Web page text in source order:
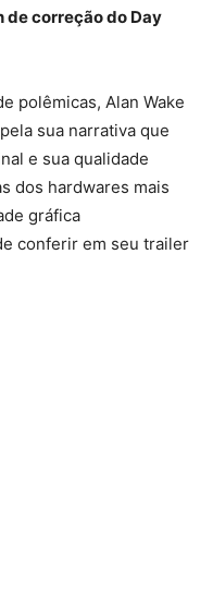
de correção do Day
polêmicas, Alan Wake
sua narrativa que
e sua qualidade
dos hardwares mais
gráfica
conferir em seu trailer